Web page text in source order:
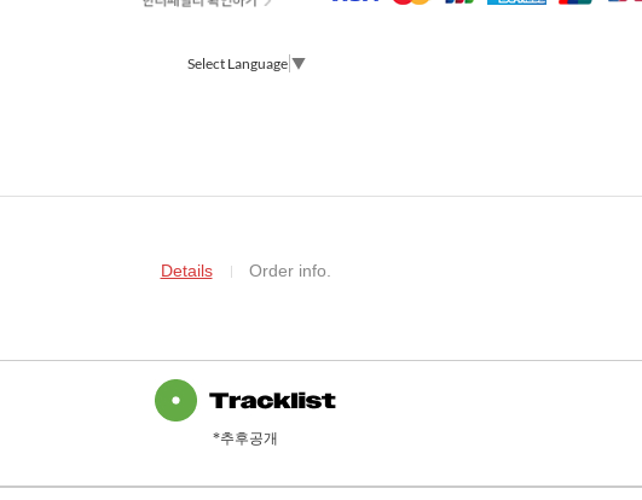
Select Language ▼
Details Order info.
*추후공개